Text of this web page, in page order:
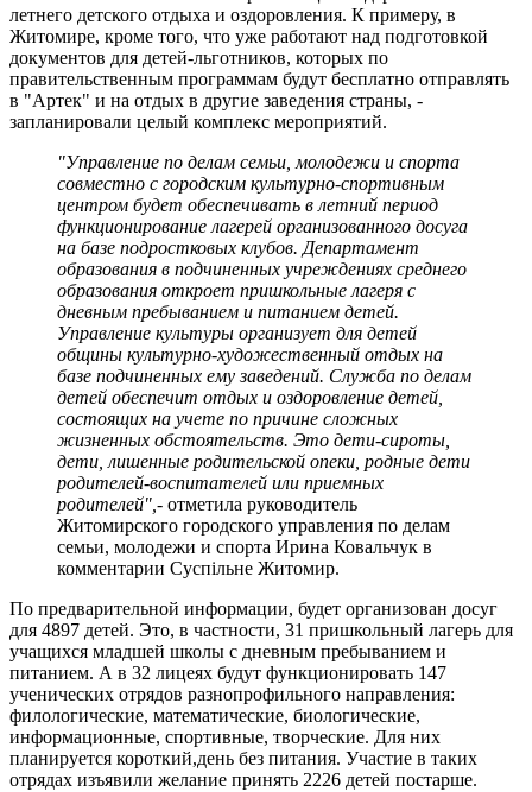
летнего детского отдыха и оздоровления. К примеру, в
Житомире, кроме того, что уже работают над подготовкой
документов для детей-льготников, которых по
правительственным программам будут бесплатно отправлять
в "Артек" и на отдых в другие заведения страны, -
запланировали целый комплекс мероприятий.
"Управление по делам семьи, молодежи и спорта
совместно с городским культурно-спортивным
центром будет обеспечивать в летний период
функционирование лагерей организованного досуга
на базе подростковых клубов. Департамент
образования в подчиненных учреждениях среднего
образования откроет пришкольные лагеря с
дневным пребыванием и питанием детей.
Управление культуры организует для детей
общины культурно-художественный отдых на
базе подчиненных ему заведений. Служба по делам
детей обеспечит отдых и оздоровление детей,
состоящих на учете по причине сложных
жизненных обстоятельств. Это дети-сироты,
дети, лишенные родительской опеки, родные дети
родителей-воспитателей или приемных
родителей", - отметила руководитель
Житомирского городского управления по делам
семьи, молодежи и спорта Ирина Ковальчук в
комментарии Суспільне Житомир.
По предварительной информации, будет организован досуг
для 4897 детей. Это, в частности, 31 пришкольный лагерь для
учащихся младшей школы с дневным пребыванием и
питанием. А в 32 лицеях будут функционировать 147
ученических отрядов разнопрофильного направления:
филологические, математические, биологические,
информационные, спортивные, творческие. Для них
планируется короткий,день без питания. Участие в таких
отрядах изъявили желание принять 2226 детей постарше.